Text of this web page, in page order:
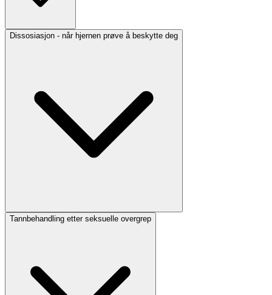
Dissosiasjon - når hjernen prøve å beskytte deg
Tannbehandling etter seksuelle overgrep